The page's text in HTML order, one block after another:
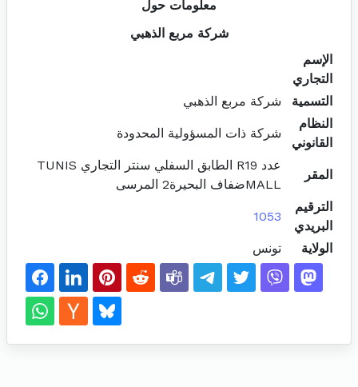
معلومات حول
شركة مربع الذهبي
الإسم
التجاري
التسمية
شركة مربع الذهبي
النظام
القانوني
شركة ذات المسؤولية المحدودة
المقر
عدد R19 الطابق السفلي سنتر التجاري TUNIS
MALLضفاف البحيرة2 المرسى
الترقيم
البريدي
1053
الولاية تونس